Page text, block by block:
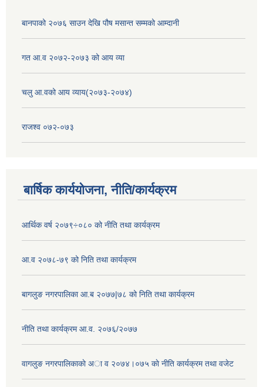
बानपाको २०७६ साउन देखि पौष मसान्त सम्मको आम्दानी
गत आ.व २०७२-२०७३ को आय व्या
चलु आ.वको आय व्याय(२०७३-२०७४)
राजश्व ०७२-०७३
बार्षिक कार्ययोजना, नीति/कार्यक्रम
आर्थिक वर्ष २०७९÷०८० को नीति तथा कार्यक्रम
आ.व २०७८-७९ को निति तथा कार्यक्रम
बागलुङ नगरपालिका आ.ब २०७७|७८ को निति तथा कार्यक्रम
नीति तथा कार्यक्रम आ.व. २०७६/२०७७
वागलुङ नगरपालिकाकाे अा‍ व २०७४।०७५ काे नीति कार्यक्रम तथा वजेट